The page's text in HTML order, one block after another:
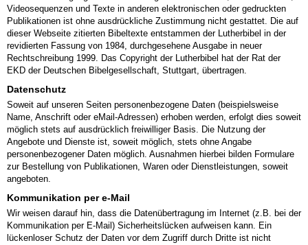
Videosequenzen und Texte in anderen elektronischen oder gedruckten
Publikationen ist ohne ausdrückliche Zustimmung nicht gestattet. Die auf
dieser Webseite zitierten Bibeltexte entstammen der Lutherbibel in der
revidierten Fassung von 1984, durchgesehene Ausgabe in neuer
Rechtschreibung 1999. Das Copyright der Lutherbibel hat der Rat der
EKD der Deutschen Bibelgesellschaft, Stuttgart, übertragen.
Datenschutz
Soweit auf unseren Seiten personenbezogene Daten (beispielsweise
Name, Anschrift oder eMail-Adressen) erhoben werden, erfolgt dies soweit
möglich stets auf ausdrücklich freiwilliger Basis. Die Nutzung der
Angebote und Dienste ist, soweit möglich, stets ohne Angabe
personenbezogener Daten möglich. Ausnahmen hierbei bilden Formulare
zur Bestellung von Publikationen, Waren oder Dienstleistungen, soweit
angeboten.
Kommunikation per e-Mail
Wir weisen darauf hin, dass die Datenübertragung im Internet (z.B. bei der
Kommunikation per E-Mail) Sicherheitslücken aufweisen kann. Ein
lückenloser Schutz der Daten vor dem Zugriff durch Dritte ist nicht